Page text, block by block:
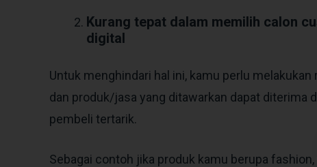
Kurang tepat dalam memilih calon
digital
Untuk menghindari hal ini, kamu perlu
dan produk/jasa yang ditawarkan dapat diterima
pembeli tertarik.
Sebagai contoh jika produk kamu berupa